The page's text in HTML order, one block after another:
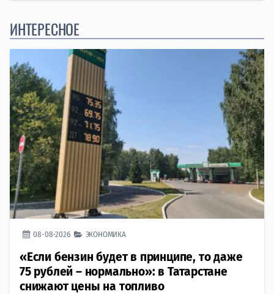
ИНТЕРЕСНОЕ
08-08-2026 ЭКОНОМИКА
«Если бензин будет в принципе, то даже
75 рублей – нормально»: в Татарстане
снижают цены на топливо